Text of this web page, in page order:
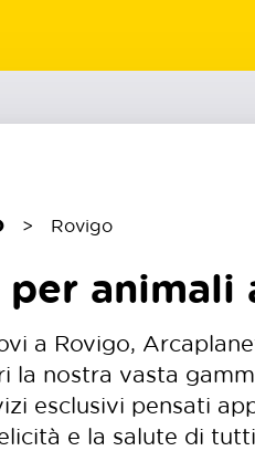
> Rovigo
animali
a Rovigo,
la nostra vasta
esclusivi pensati
e la salute di